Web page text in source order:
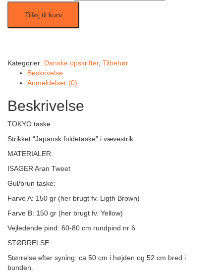
Tilføj til kurv
Kategorier: Danske opskrifter, Tilbehør
Beskrivelse
Anmeldelser (0)
Beskrivelse
TOKYO taske
Strikket “Japansk foldetaske” i vævestrik.
MATERIALER:
ISAGER Aran Tweet
Gul/brun taske:
Farve A: 150 gr (her brugt fv. Ligth Brown)
Farve B: 150 gr (her brugt fv. Yellow)
Vejledende pind: 60-80 cm rundpind nr 6
STØRRELSE
Størrelse efter syning: ca 50 cm i højden og 52 cm bred i
bunden.